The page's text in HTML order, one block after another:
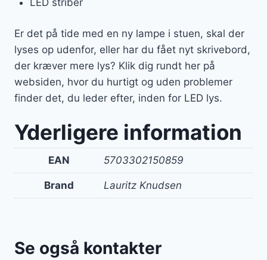
Er det på tide med en ny lampe i stuen, skal der
lyses op udenfor, eller har du fået nyt skrivebord,
der kræver mere lys? Klik dig rundt her på
websiden, hvor du hurtigt og uden problemer
finder det, du leder efter, inden for LED lys.
Yderligere information
EAN 5703302150859
Brand Lauritz Knudsen
Se også kontakter